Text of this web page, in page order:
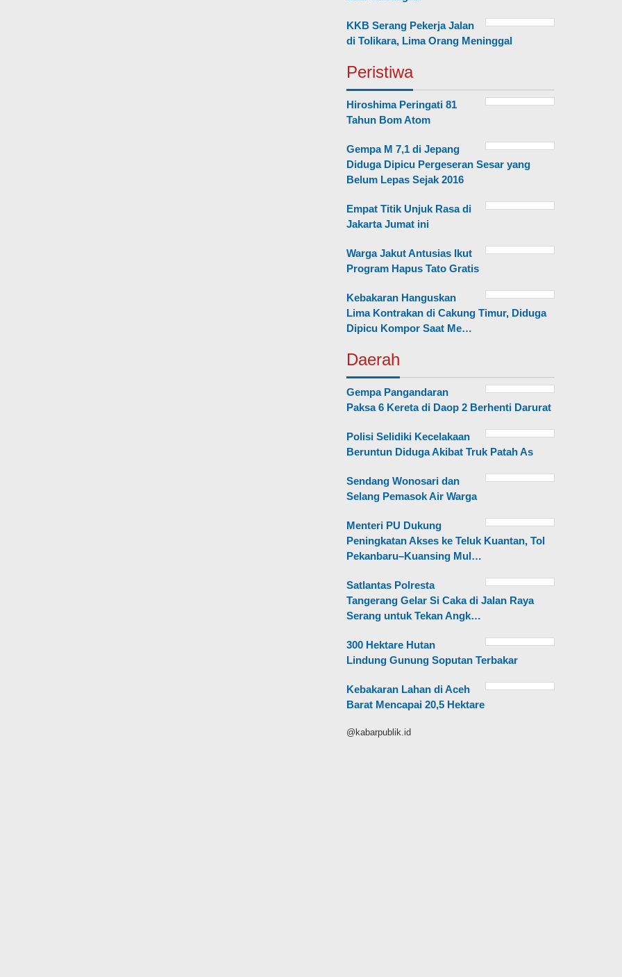
KKB Serang Pekerja Jalan
di Tolikara, Lima Orang Meninggal
Peristiwa
Hiroshima Peringati 81
Tahun Bom Atom
Gempa M 7,1 di Jepang
Diduga Dipicu Pergeseran Sesar yang
Belum Lepas Sejak 2016
Empat Titik Unjuk Rasa di
Jakarta Jumat ini
Warga Jakut Antusias Ikut
Program Hapus Tato Gratis
Kebakaran Hanguskan
Lima Kontrakan di Cakung Timur, Diduga
Dipicu Kompor Saat Me…
Daerah
Gempa Pangandaran
Paksa 6 Kereta di Daop 2 Berhenti Darurat
Polisi Selidiki Kecelakaan
Beruntun Diduga Akibat Truk Patah As
Sendang Wonosari dan
Selang Pemasok Air Warga
Menteri PU Dukung
Peningkatan Akses ke Teluk Kuantan, Tol
Pekanbaru–Kuansing Mul…
Satlantas Polresta
Tangerang Gelar Si Caka di Jalan Raya
Serang untuk Tekan Angk…
300 Hektare Hutan
Lindung Gunung Soputan Terbakar
Kebakaran Lahan di Aceh
Barat Mencapai 20,5 Hektare
@kabarpublik.id